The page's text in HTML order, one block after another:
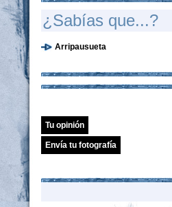
¿Sabías que...?
Arripausueta
Tu opinión
Envía tu fotografía